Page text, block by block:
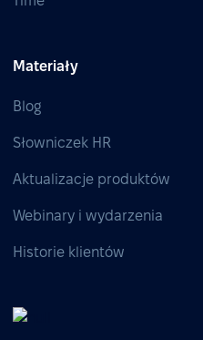
Materiały
Blog
Słowniczek HR
Aktualizacje produktów
Webinary i wydarzenia
Historie klientów